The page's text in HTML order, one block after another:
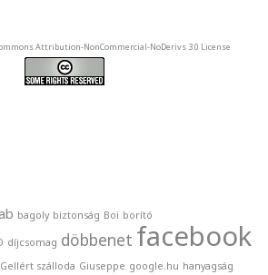
Attribution-NonCommercial-NoDerivs 3.0 License
bagoly biztonság Boi borító
díjcsomag döbbenet facebook
Gellért szálloda Giuseppe google.hu hanyagság